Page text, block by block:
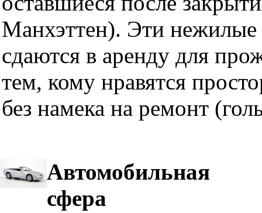
Манхэттен). Эти нежилые
сдаются в аренду для
тем, кому нравятся
без намека на ремонт
Автомобильная
сфера